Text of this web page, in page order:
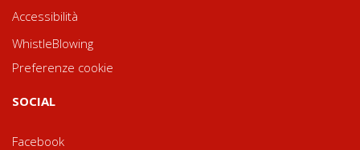
Accessibilità
WhistleBlowing
Preferenze cookie
SOCIAL
Facebook